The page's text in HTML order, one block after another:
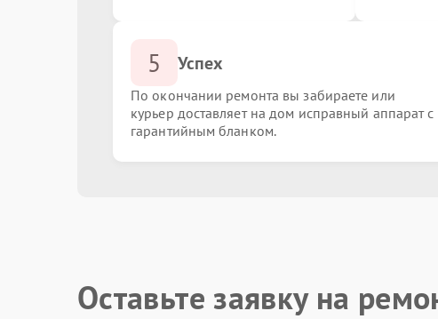
Замена южного моста
Ремонт / замена видеочипа
5 Успех
По окончании ремонта вы забираете или
курьер доставляет на дом исправный аппарат с
гарантийным бланком.
Оставьте заявку на